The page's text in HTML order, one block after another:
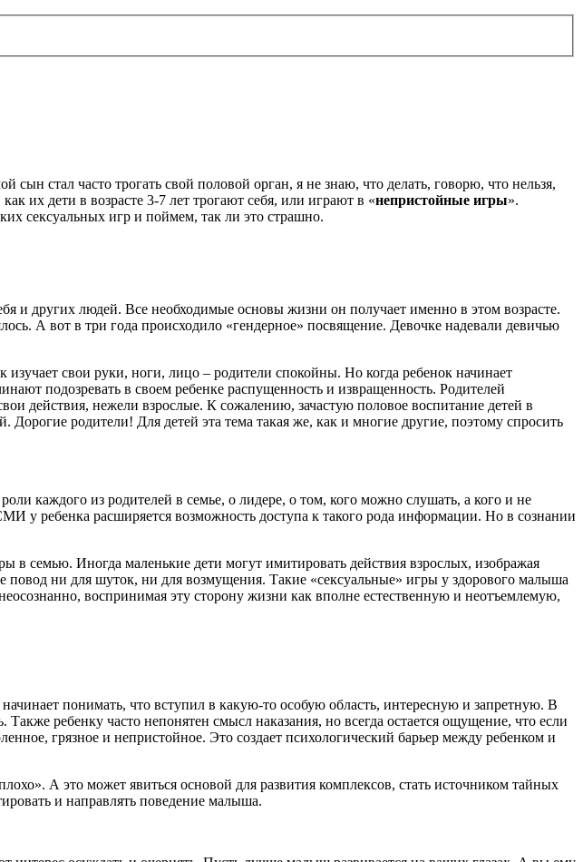
сын стал часто трогать свой половой орган, я не знаю, что делать, говорю, что нельзя,
их дети в возрасте 3-7 лет трогают себя, или играют в «непристойные игры».
сексуальных игр и поймем, так ли это страшно.
и других людей. Все необходимые основы жизни он получает именно в этом возрасте.
А вот в три года происходило «гендерное» посвящение. Девочке надевали девичью
изучает свои руки, ноги, лицо – родители спокойны. Но когда ребенок начинает
подозревать в своем ребенке распущенность и извращенность. Родителей
действия, нежели взрослые. К сожалению, зачастую половое воспитание детей в
родители! Для детей эта тема такая же, как и многие другие, поэтому спросить
каждого из родителей в семье, о лидере, о том, кого можно слушать, а кого и не
у ребенка расширяется возможность доступа к такого рода информации. Но в сознании
семью. Иногда маленькие дети могут имитировать действия взрослых, изображая
ни для шуток, ни для возмущения. Такие «сексуальные» игры у здорового малыша
воспринимая эту сторону жизни как вполне естественную и неотъемлемую,
понимать, что вступил в какую-то особую область, интересную и запретную. В
Также ребенку часто непонятен смысл наказания, но всегда остается ощущение, что если
грязное и непристойное. Это создает психологический барьер между ребенком и
А это может явиться основой для развития комплексов, стать источником тайных
и направлять поведение малыша.